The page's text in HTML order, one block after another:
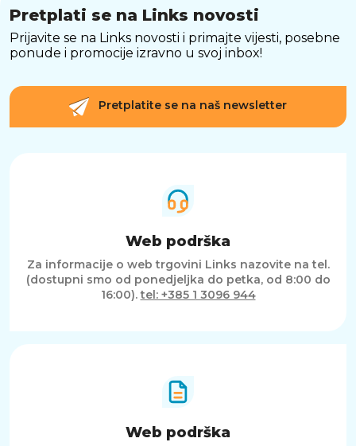
Pretplati se na Links novosti
Prijavite se na Links novosti i primajte vijesti, posebne
ponude i promocije izravno u svoj inbox!
Pretplatite se na naš newsletter
Web podrška
Za informacije o web trgovini Links nazovite na tel.
(dostupni smo od ponedjeljka do petka, od 8:00 do
16:00).tel: +385 1 3096 944
Web podrška